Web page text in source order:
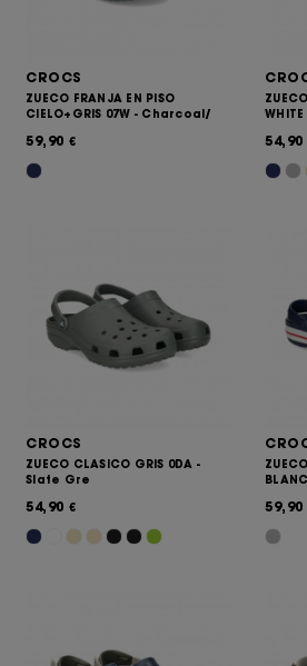
CROCS
ZUECO FRANJA EN PISO
CIELO+GRIS 07W - Charcoal/
59,90 €
WHITE
54,90
CROCS
ZUECO CLASICO GRIS 0DA -
Slate Gre
54,90 € 59,90